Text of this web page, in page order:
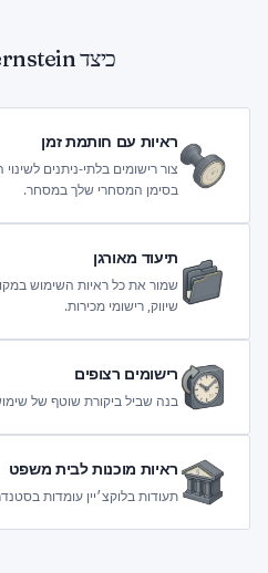
כיצד Bernstein עוזרת
ראיות עם חותמת זמן
צור רישומים בלתי-ניתנים
בסימן המסחרי שלך במסחר.
תיעוד מאורגן
שמור את כל ראיות השימוש
שיווק, רישומי מכירות.
רישומים רצופים
בנה שביל ביקורת שוטף של
ראיות מוכנות לבית משפט
תעודות בלוקצ׳יין עומדות